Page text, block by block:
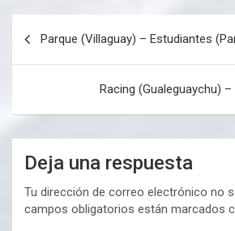
Parque (Villaguay) – Estudiantes
Racing (Gualeguaychu)
Deja una respuesta
Tu dirección de correo electrónico no
campos obligatorios están marcados